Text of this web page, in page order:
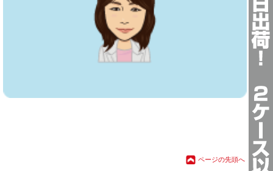
ページの先頭へ